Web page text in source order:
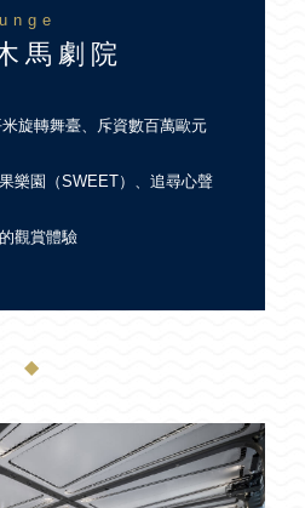
馬劇院
旋轉舞臺、斥資數百萬歐元
樂園（SWEET）、追尋心聲
觀賞體驗
◆